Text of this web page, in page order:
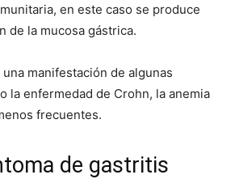
en este caso se produce
de la mucosa gástrica.
manifestación de algunas
la enfermedad de Crohn, la anemia
frecuentes.
de gastritis